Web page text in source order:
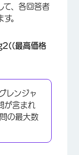
て、各回答者
。
最高価格
レンジャ
が含まれ
の最大数